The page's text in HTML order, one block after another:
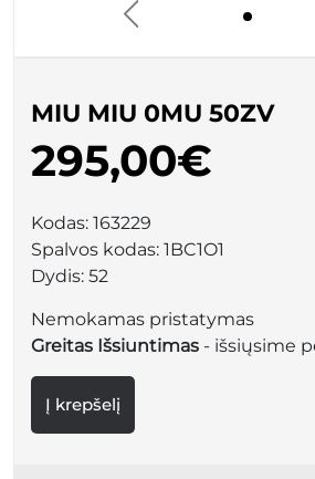
MIU MIU 0MU 50ZV
295,00€
Kodas: 163229
Spalvos kodas: 1BC1O1
Dydis: 52
Nemokamas pristatymas
Greitas Išsiuntimas - išsiųsime
Į krepšelį